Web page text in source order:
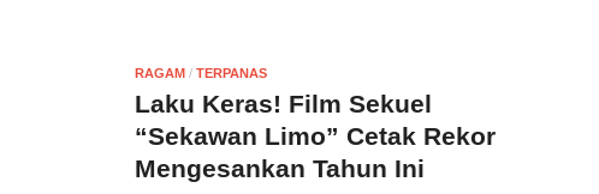
RAGAM / TERPANAS
Laku Keras! Film Sekuel
“Sekawan Limo” Cetak Rekor
Mengesankan Tahun Ini